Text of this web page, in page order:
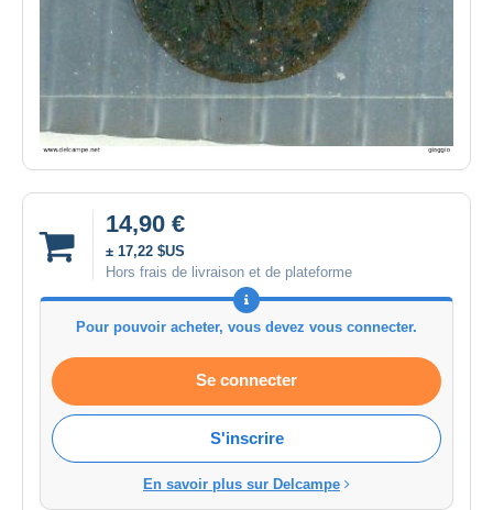
14,90 €
± 17,22 $US
Hors frais de livraison et de plateforme
Pour pouvoir acheter, vous devez vous connecter.
Se connecter
S'inscrire
En savoir plus sur Delcampe